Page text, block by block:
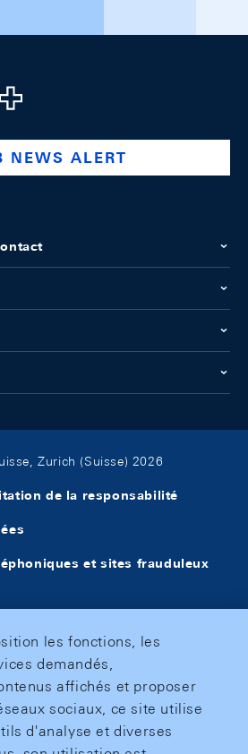
company/swiss-national-
@swissnationalbank
NEWS ALERT
Zurich (Suisse) 2026
de la responsabilité
et sites frauduleux
les fonctions, les
demandés,
affichés et proposer
sociaux, ce site utilise
d'analyse et diverses